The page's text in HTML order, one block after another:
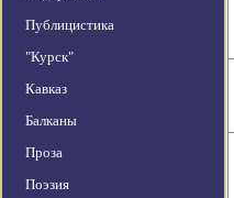
Публицистика
"Курск"
Кавказ
Балканы
Проза
Поэзия